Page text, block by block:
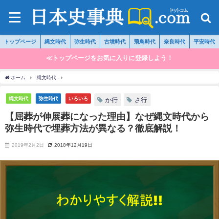
トップページ 縄文時代 弥生時代 古墳時代 飛鳥時代 奈良時代 平安時代
≪トップページをお気に入りに登録しよう！
ホーム 縄文時代
縄文時代 弥生時代 いろいろ か行 さ行
【屈葬が伸展葬になった理由】なぜ縄文時代から
弥生時代で埋葬方法が異なる？徹底解説！
2019年2月2日 2018年12月19日